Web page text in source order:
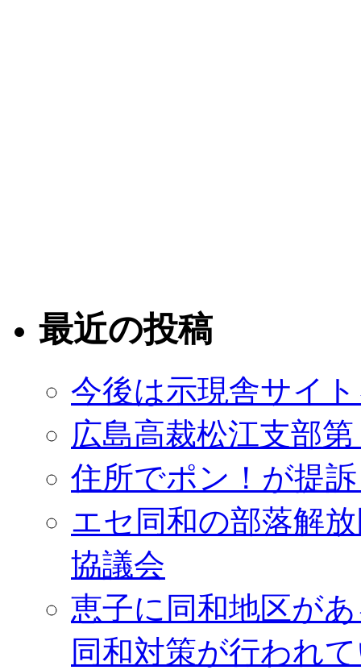
最近の投稿
今後は示現舎サイ
広島高裁松江支部
住所でポン！が提
エセ同和の部落解
協議会
恵子に同和地区が
同和対策が行われ